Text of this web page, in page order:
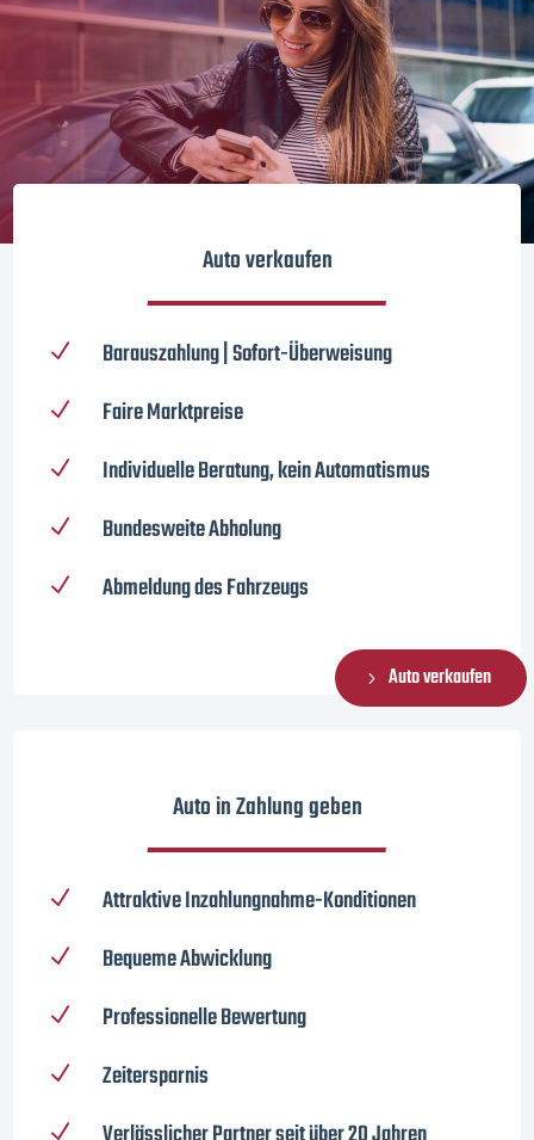
Auto verkaufen
N Barauszahlung | Sofort-Überweisung
N Faire Marktpreise
N Individuelle Beratung, kein Automatismus
N Bundesweite Abholung
N Abmeldung des Fahrzeugs
Auto verkaufen
Auto in Zahlung geben
N Attraktive Inzahlungnahme-Konditionen
N Bequeme Abwicklung
N Professionelle Bewertung
N Zeitersparnis
N